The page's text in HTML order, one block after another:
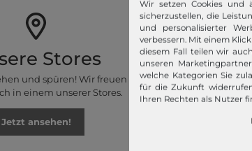
Stores
und spüren! Wir freuen uns auf
in einem unserer Stores.
Jetzt ansehen!
Wir
Wir setzen Cookies und
sicherzustellen, die
und personalisierter
verbessern. Mit einem
diesem Fall teilen wir
unseren
welche Kategorien Sie
für die Zukunft
Ihren Rechten als Nutzer